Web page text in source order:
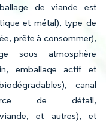
de viande est
et métal), type de
prête à consommer),
sous atmosphère
emballage actif et
canal
de détail,
et autres), et